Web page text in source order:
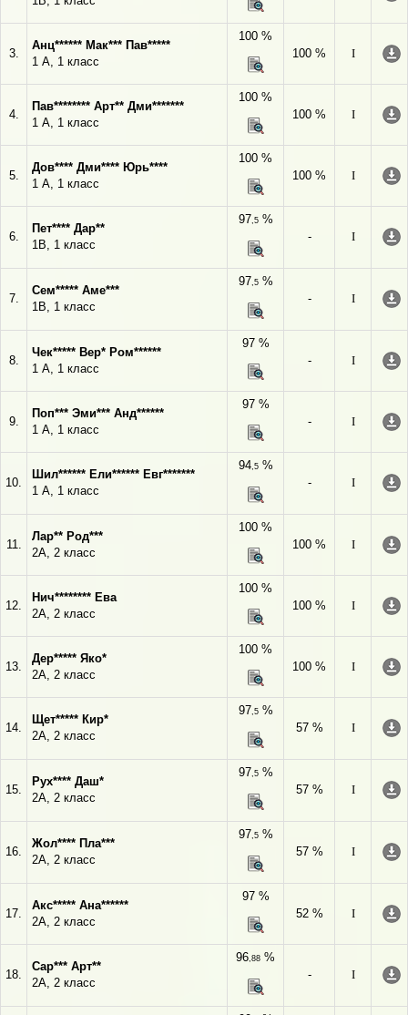
3.
Анц****** Мак*** Пав*****
1 А, 1 класс
100 %
100 %
I
4.
Пав******** Арт** Дми*******
1 А, 1 класс
100 %
100 %
I
5.
Дов**** Дми**** Юрь****
1 А, 1 класс
100 %
100 %
I
6.
Пет**** Дар**
1В, 1 класс
97,5%
-
I
7.
Сем***** Аме***
1В, 1 класс
97,5%
-
I
8.
Чек***** Вер* Ром******
1 А, 1 класс
97 %
-
I
9.
Поп*** Эми*** Анд******
1 А, 1 класс
97 %
-
I
10.
Шил****** Ели****** Евг*******
1 А, 1 класс
94,5%
-
I
11.
Лар** Род***
2А, 2 класс
100 %
100 %
I
12.
Нич******** Ева
2А, 2 класс
100 %
100 %
I
13.
Дер***** Яко*
2А, 2 класс
100 %
100 %
I
14.
Щет***** Кир*
2А, 2 класс
97,5%
57 %
I
15.
Рух**** Даш*
2А, 2 класс
97,5%
57 %
I
16.
Жол**** Пла***
2А, 2 класс
97,5%
57 %
I
17.
Акс***** Ана******
2А, 2 класс
97 %
52 %
I
18.
Сар*** Арт**
2А, 2 класс
96,88 %
-
I